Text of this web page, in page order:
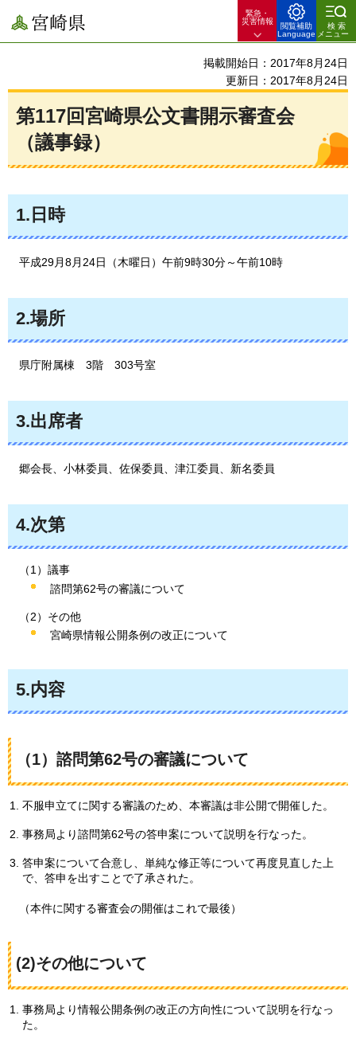
宮崎県
緊急・
災害情報
閲覧補助
Language
検索
メニュー
掲載開始日：2017年8月24日
更新日：2017年8月24日
第117回宮崎県公文書開示審査会
（議事録）
1.日時
平成29月8月24日（木曜日）午前9時30分～午前10時
2.場所
県庁附属棟 3階 303号室
3.出席者
郷会長、小林委員、佐保委員、津江委員、新名委員
4.次第
（1）議事
諮問第62号の審議について
（2）その他
宮崎県情報公開条例の改正について
5.内容
（1）諮問第62号の審議について
不服申立てに関する審議のため、本審議は非公開で開催した。
事務局より諮問第62号の答申案について説明を行なった。
答申案について合意し、単純な修正等について再度見直した上
で、答申を出すことで了承された。
（本件に関する審査会の開催はこれで最後）
(2)その他について
事務局より情報公開条例の改正の方向性について説明を行なっ
た。